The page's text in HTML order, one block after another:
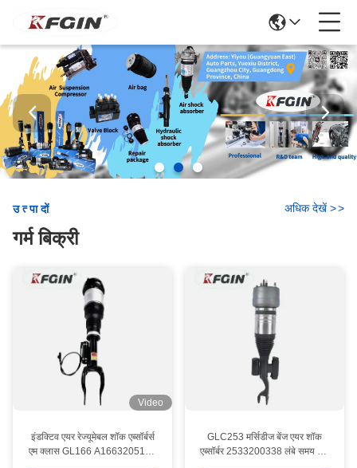
उत्पादों
गर्म बिक्री
अधिक देखें >>
Video
इंडक्टिव एयर रेज्यूमेबल शॉक एब्सॉर्बर्स
एम क्लास GL166 A1663205166
GLC253 मर्सिडीज बेंज एयर शॉक
एब्सॉर्बर 2533200338 लंबे समय तक